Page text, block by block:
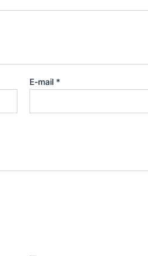
E-mail *